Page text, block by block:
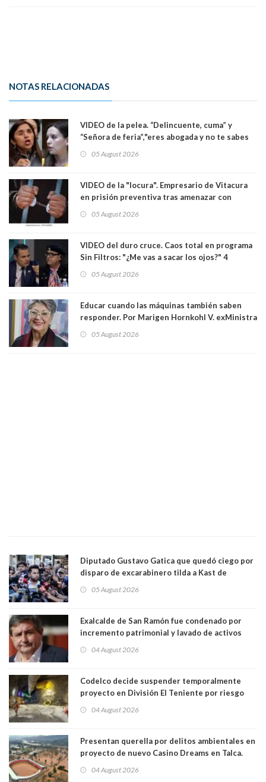
NOTAS RELACIONADAS
VIDEO de la pelea. “Delincuente, cuma” y
“Señora de feria”,"eres abogada y no te sabes
senadoras Camila Flores y Fabiola Campillai en
05 August 2026
VIDEO de la "locura". Empresario de Vitacura
en prisión preventiva tras amenazar con
Los persiguió en potente camioneta
05 August 2026
VIDEO del duro cruce. Caos total en programa
Sin Filtros: "¿Me vas a sacar los ojos?" 4
excarabinero que dejó ciego a Gustavo Gatica:
05 August 2026
Educar cuando las máquinas también saben
responder. Por Marigen Hornkohl V. exMinistra
05 August 2026
Diputado Gustavo Gatica que quedó ciego por
disparo de excarabinero tilda a Kast de
absolución del exuniformado. Presidente DC
05 August 2026
Exalcalde de San Ramón fue condenado por
incremento patrimonial y lavado de activos
04 August 2026
Codelco decide suspender temporalmente
proyecto en División El Teniente por riesgo
04 August 2026
Presentan querella por delitos ambientales en
proyecto de nuevo Casino Dreams en Talca.
y en zona inundable
04 August 2026